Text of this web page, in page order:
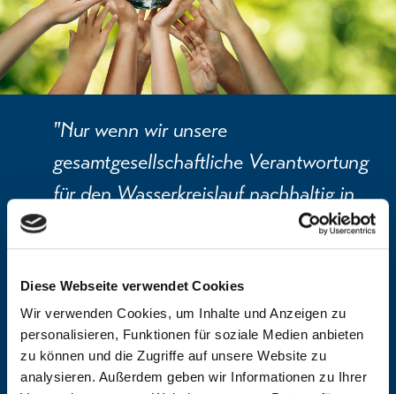
Diese Webseite verwendet Cookies
Wir verwenden Cookies, um Inhalte und Anzeigen zu
personalisieren, Funktionen für soziale Medien anbieten
zu können und die Zugriffe auf unsere Website zu
analysieren. Außerdem geben wir Informationen zu Ihrer
"Nur wenn wir unsere
gesamtgesellschaftliche Verantwortung
für den Wasserkreislauf nachhaltig in
das Bewusstsein der Gesellschaft
und damit eine zukunftsfähige
ökologischeLandwirtschaft schaffen
können.«